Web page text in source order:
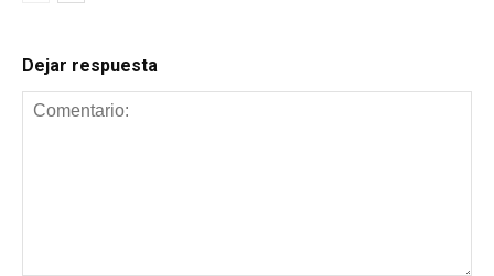
Dejar respuesta